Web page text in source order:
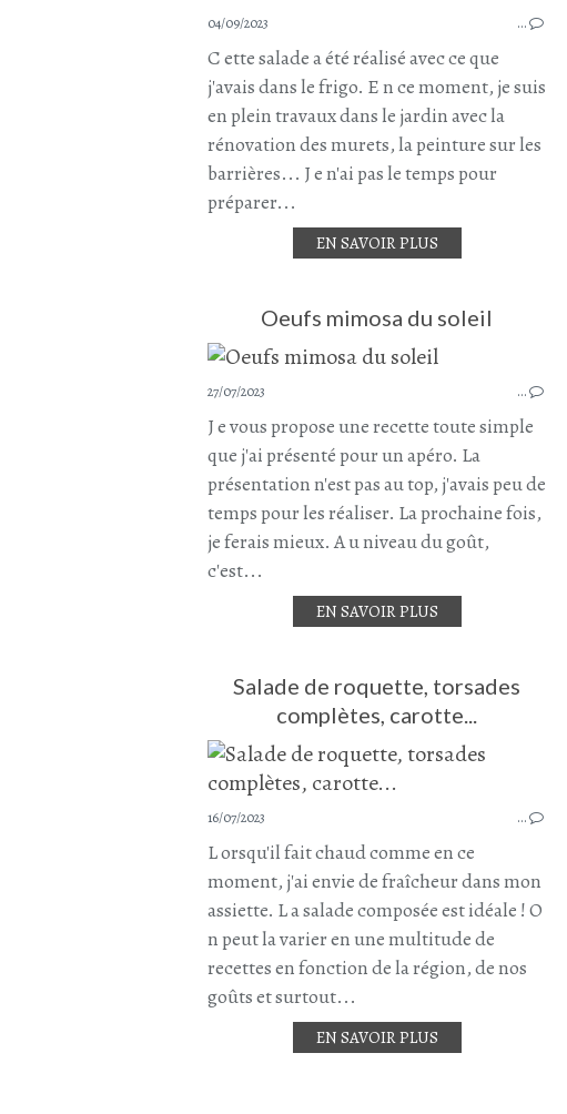
04/09/2023 …
C ette salade a été réalisé avec ce que
j'avais dans le frigo. E n ce moment, je suis
en plein travaux dans le jardin avec la
rénovation des murets, la peinture sur les
barrières... J e n'ai pas le temps pour
préparer...
EN SAVOIR PLUS
Oeufs mimosa du soleil
27/07/2023 …
J e vous propose une recette toute simple
que j'ai présenté pour un apéro. La
présentation n'est pas au top, j'avais peu de
temps pour les réaliser. La prochaine fois,
je ferais mieux. A u niveau du goût,
c'est...
EN SAVOIR PLUS
Salade de roquette, torsades
complètes, carotte...
16/07/2023 …
L orsqu'il fait chaud comme en ce
moment, j'ai envie de fraîcheur dans mon
assiette. L a salade composée est idéale ! O
n peut la varier en une multitude de
recettes en fonction de la région, de nos
goûts et surtout...
EN SAVOIR PLUS